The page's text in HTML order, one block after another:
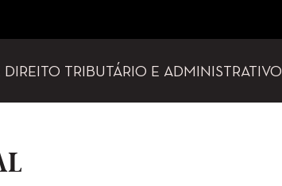
DIREITO TRIBUTÁRIO E ADMINISTRATIVO